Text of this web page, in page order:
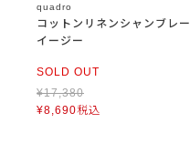
quadro
コットンリネンシャンブレー
イージー
SOLD OUT
¥17,380
¥8,690税込